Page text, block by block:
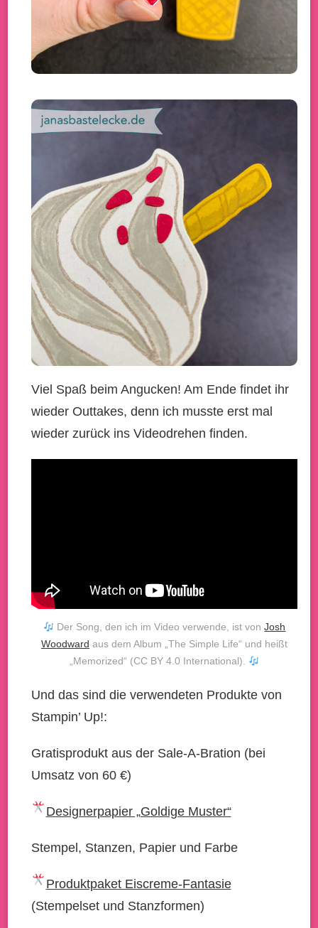
Viel Spaß beim Angucken! Am Ende findet ihr
wieder Outtakes, denn ich musste erst mal
wieder zurück ins Videodrehen finden.
Der Song, den ich im Video verwende, ist vonJosh
Woodward aus dem Album „The Simple Life“ und heißt
„Memorized“ (CC BY 4.0 International).
Und das sind die verwendeten Produkte von
Stampin’ Up!:
Gratisprodukt aus der Sale-A-Bration (bei
Umsatz von 60 €)
Designerpapier „Goldige Muster“
Stempel, Stanzen, Papier und Farbe
Produktpaket Eiscreme-Fantasie
(Stempelset und Stanzformen)